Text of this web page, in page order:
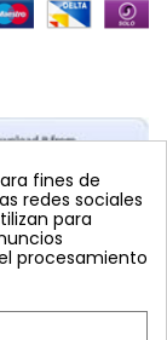
fines de
redes sociales
para
procesamiento